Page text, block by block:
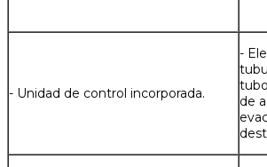
- Unidad de control incorporada.
-
de